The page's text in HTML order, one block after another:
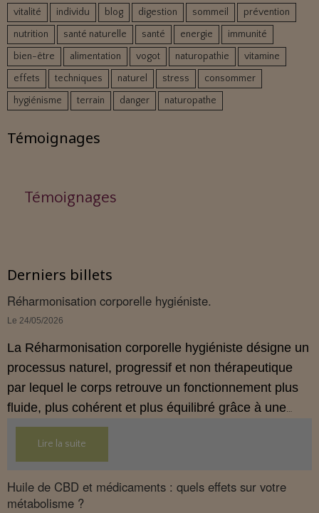
vitalité individu blog digestion sommeil
prévention
nutrition
santé naturelle santé energie
immunité
bien-être
alimentation vogot naturopathie
vitamine
effets
techniques naturel stress
consommer
hygiénisme
terrain danger naturopathe
Témoignages
Témoignages
Derniers billets
Réharmonisation corporelle hygiéniste.
Le 24/05/2026
La Réharmonisation corporelle hygiéniste désigne un
processus naturel, progressif et non thérapeutique
par lequel le corps retrouve un fonctionnement plus
fluide, plus cohérent et plus équilibré grâce à une
hygiène de vie adaptée.
Lire la suite
Huile de CBD et médicaments : quels effets sur votre
métabolisme ?